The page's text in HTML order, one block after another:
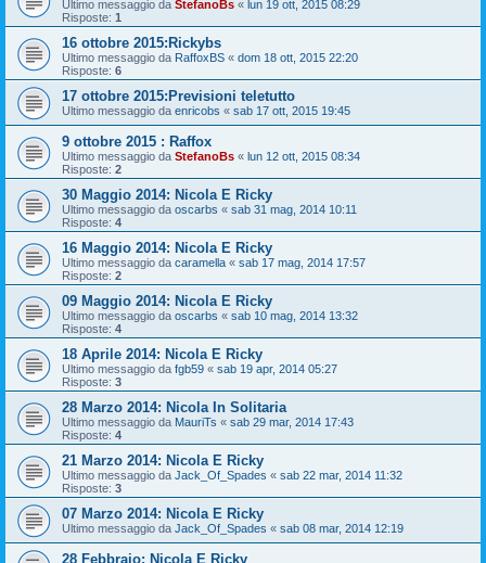
Ultimo messaggio da StefanoBs « lun 19 ott, 2015 08:29
Risposte: 1
16 ottobre 2015:Rickybs
Ultimo messaggio da RaffoxBS « dom 18 ott, 2015 22:20
Risposte: 6
17 ottobre 2015:Previsioni teletutto
Ultimo messaggio da enricobs « sab 17 ott, 2015 19:45
9 ottobre 2015 : Raffox
Ultimo messaggio da StefanoBs « lun 12 ott, 2015 08:34
Risposte: 2
30 Maggio 2014: Nicola E Ricky
Ultimo messaggio da oscarbs « sab 31 mag, 2014 10:11
Risposte: 4
16 Maggio 2014: Nicola E Ricky
Ultimo messaggio da caramella « sab 17 mag, 2014 17:57
Risposte: 2
09 Maggio 2014: Nicola E Ricky
Ultimo messaggio da oscarbs « sab 10 mag, 2014 13:32
Risposte: 4
18 Aprile 2014: Nicola E Ricky
Ultimo messaggio da fgb59 « sab 19 apr, 2014 05:27
Risposte: 3
28 Marzo 2014: Nicola In Solitaria
Ultimo messaggio da MauriTs « sab 29 mar, 2014 17:43
Risposte: 4
21 Marzo 2014: Nicola E Ricky
Ultimo messaggio da Jack_Of_Spades « sab 22 mar, 2014 11:32
Risposte: 3
07 Marzo 2014: Nicola E Ricky
Ultimo messaggio da Jack_Of_Spades « sab 08 mar, 2014 12:19
28 Febbraio: Nicola E Ricky